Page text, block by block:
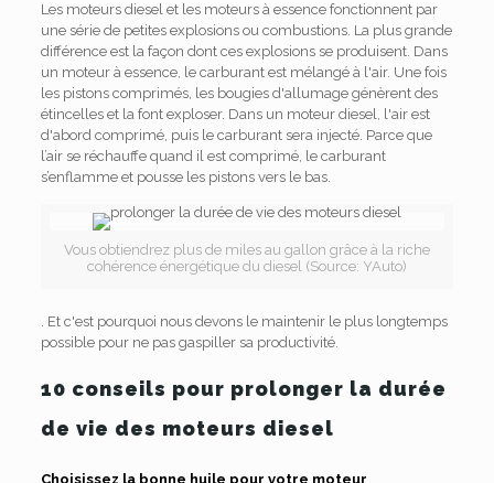
Les moteurs diesel et les moteurs à essence fonctionnent par
une série de petites explosions ou combustions. La plus grande
différence est la façon dont ces explosions se produisent. Dans
un moteur à essence, le carburant est mélangé à l'air. Une fois
les pistons comprimés, les bougies d'allumage génèrent des
étincelles et la font exploser. Dans un moteur diesel, l'air est
d'abord comprimé, puis le carburant sera injecté. Parce que
l’air se réchauffe quand il est comprimé, le carburant
s’enflamme et pousse les pistons vers le bas.
Vous obtiendrez plus de miles au gallon grâce à la riche
cohérence énergétique du diesel (Source: YAuto)
. Et c'est pourquoi nous devons le maintenir le plus longtemps
possible pour ne pas gaspiller sa productivité.
10 conseils pour prolonger la durée
de vie des moteurs diesel
Choisissez la bonne huile pour votre moteur